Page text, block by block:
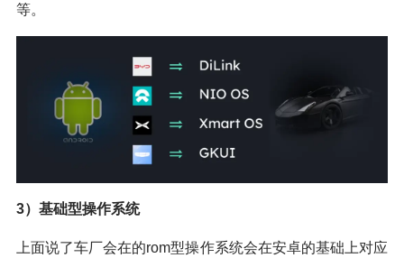
等。
3）基础型操作系统
上面说了车厂会在的rom型操作系统会在安卓的基础上对应